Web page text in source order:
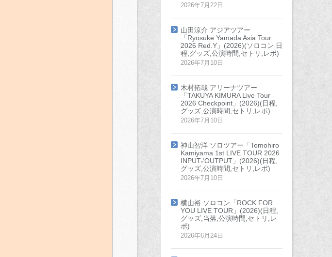
2026年7月22日
山田涼介 アジアツアー
「Ryosuke Yamada Asia Tour
2026 Red.Y」(2026)(ソロコン 日
程,グッズ,公演時間,セトリ,レポ)
2026年7月10日
木村拓哉 アリーナツアー
「TAKUYA KIMURA Live Tour
2026 Checkpoint」(2026)(日程,
グッズ,公演時間,セトリ,レポ)
2026年7月10日
神山智洋 ソロツアー「Tomohiro
Kamiyama 1st LIVE TOUR 2026
INPUT⇄OUTPUT」(2026)(日程,
グッズ,公演時間,セトリ,レポ)
2026年7月10日
横山裕 ソロコン「ROCK FOR
YOU LIVE TOUR」(2026)(日程,
グッズ,当落,公演時間,セトリ,レ
ポ)
2026年6月24日